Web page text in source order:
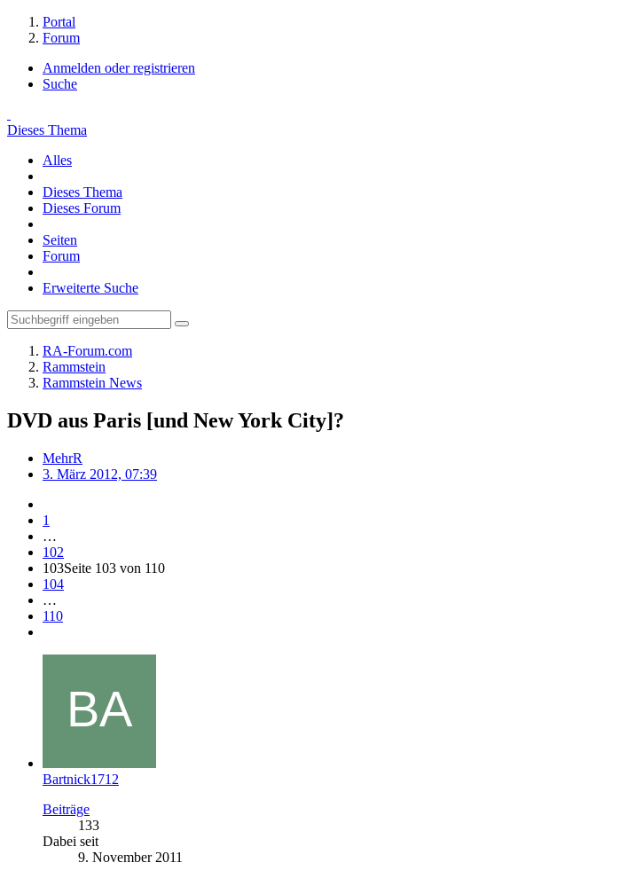
Portal
Forum
Anmelden oder registrieren
Suche
Dieses Thema
Alles
Dieses Thema
Dieses Forum
Seiten
Forum
Erweiterte Suche
RA-Forum.com
Rammstein
Rammstein News
DVD aus Paris [und New York City]?
MehrR
3. März 2012, 07:39
1
…
102
103Seite 103 von 110
104
…
110
Bartnick1712
Beiträge
133
Dabei seit
9. November 2011